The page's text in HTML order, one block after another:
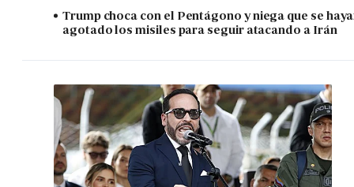
Trump choca con el Pentágono y niega que se
agotado los misiles para seguir atacando a Irán